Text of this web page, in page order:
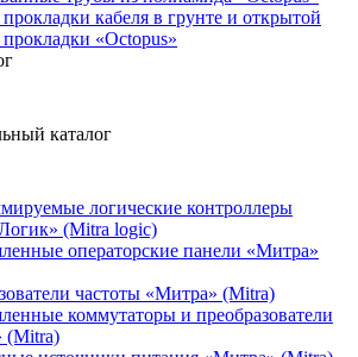
кабеля в грунте и открытой
«Octopus»
каталог
логические контроллеры
(Mitra logic)
операторские панели «Митра»
частоты «Митра» (Mitra)
коммутаторы и преобразователи
(Mitra)